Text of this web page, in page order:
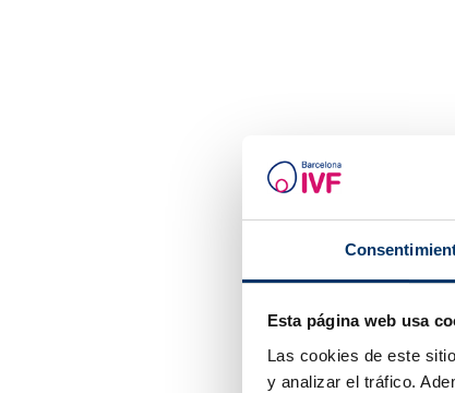
Esta página web usa
Las cookies de este
y analizar el tráfico.